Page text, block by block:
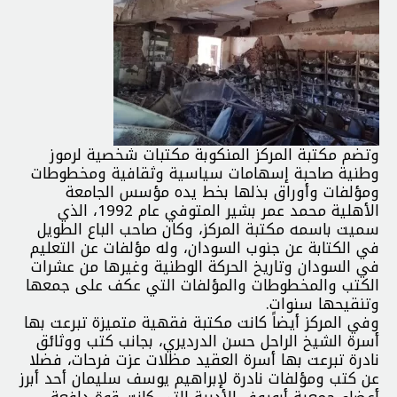
وتضم مكتبة المركز المنكوبة مكتبات شخصية لرموز
وطنية صاحبة إسهامات سياسية وثقافية ومخطوطات
ومؤلفات وأوراق بذلها بخط يده مؤسس الجامعة
الأهلية محمد عمر بشير المتوفي عام 1992، الذي
سميت باسمه مكتبة المركز، وكان صاحب الباع الطويل
في الكتابة عن جنوب السودان، وله مؤلفات عن التعليم
في السودان وتاريخ الحركة الوطنية وغيرها من عشرات
الكتب والمخطوطات والمؤلفات التي عكف على جمعها
وتنقيحها سنوات.
وفي المركز أيضاً كانت مكتبة فقهية متميزة تبرعت بها
أسرة الشيخ الراحل حسن الدرديري، بجانب كتب ووثائق
نادرة تبرعت بها أسرة العقيد مظلات عزت فرحات، فضلا
عن كتب ومؤلفات نادرة لإبراهيم يوسف سليمان أحد أبرز